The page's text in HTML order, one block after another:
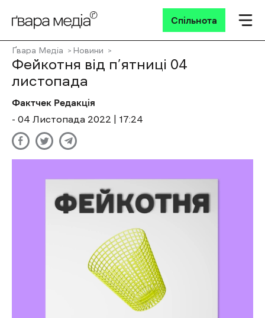
Спільнота
Ґвара Медіа Новини
Фейкотня від п’ятниці 04
листопада
Фактчек Редакція
- 04 Листопада 2022 | 17:24